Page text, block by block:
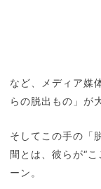
など、メディア媒
らの脱出もの」が
そしてこの手の「
間とは、彼らが“
ーン。